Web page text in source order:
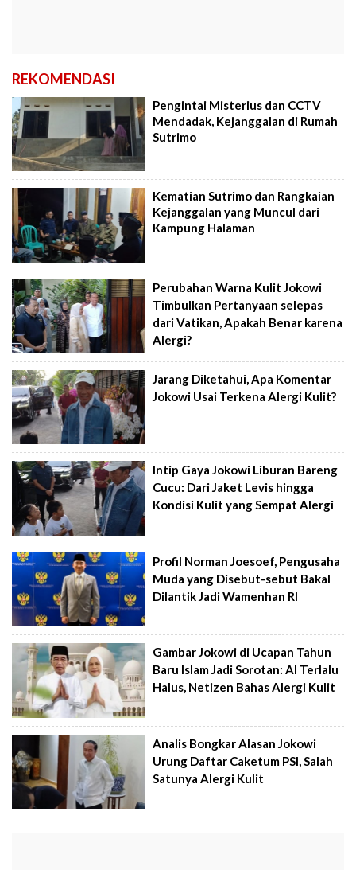
REKOMENDASI
Pengintai Misterius dan CCTV
Mendadak, Kejanggalan di Rumah
Sutrimo
Kematian Sutrimo dan Rangkaian
Kejanggalan yang Muncul dari
Kampung Halaman
Perubahan Warna Kulit Jokowi
Timbulkan Pertanyaan selepas
dari Vatikan, Apakah Benar karena
Alergi?
Jarang Diketahui, Apa Komentar
Jokowi Usai Terkena Alergi Kulit?
Intip Gaya Jokowi Liburan Bareng
Cucu: Dari Jaket Levis hingga
Kondisi Kulit yang Sempat Alergi
Profil Norman Joesoef, Pengusaha
Muda yang Disebut-sebut Bakal
Dilantik Jadi Wamenhan RI
Gambar Jokowi di Ucapan Tahun
Baru Islam Jadi Sorotan: AI Terlalu
Halus, Netizen Bahas Alergi Kulit
Analis Bongkar Alasan Jokowi
Urung Daftar Caketum PSI, Salah
Satunya Alergi Kulit